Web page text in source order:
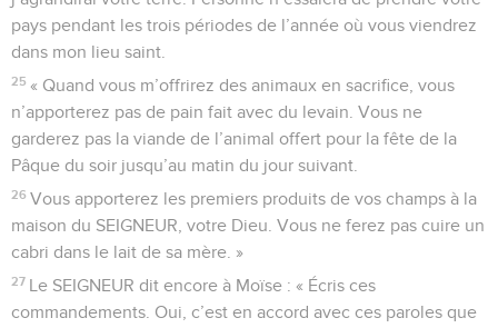
pays pendant les trois périodes de l’année où vous viendrez
dans mon lieu saint.
25 « Quand vous m’offrirez des animaux en sacrifice, vous
n’apporterez pas de pain fait avec du levain. Vous ne
garderez pas la viande de l’animal offert pour la fête de la
Pâque du soir jusqu’au matin du jour suivant.
26 Vous apporterez les premiers produits de vos champs à la
maison du SEIGNEUR, votre Dieu. Vous ne ferez pas cuire un
cabri dans le lait de sa mère. »
27 Le SEIGNEUR dit encore à Moïse : « Écris ces
commandements. Oui, c’est en accord avec ces paroles que